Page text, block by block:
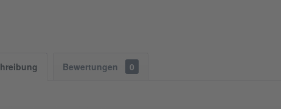
Bewertungen 0